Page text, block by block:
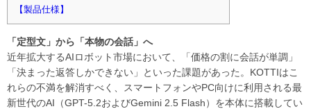
【製品仕様】
「定型文」から「本物の会話」へ
近年拡大するAIロボット市場において、「価格の割に会話が単調」
「決まった返答しかできない」といった課題があった。KOTTIはこ
れらの不満を解消すべく、スマートフォンやPC向けに利用される最
新世代のAI（GPT-5.2およびGemini 2.5 Flash）を本体に搭載してい